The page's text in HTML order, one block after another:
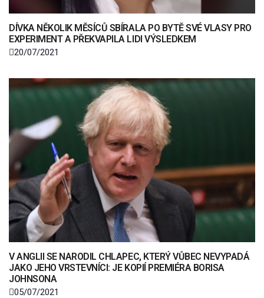
DÍVKA NĚKOLIK MĚSÍCŮ SBÍRALA PO BYTĚ SVÉ VLASY PRO
EXPERIMENT A PŘEKVAPILA LIDI VÝSLEDKEM
20/07/2021
V ANGLII SE NARODIL CHLAPEC, KTERÝ VŮBEC NEVYPADÁ
JAKO JEHO VRSTEVNÍCI: JE KOPIÍ PREMIÉRA BORISA
JOHNSONA
05/07/2021